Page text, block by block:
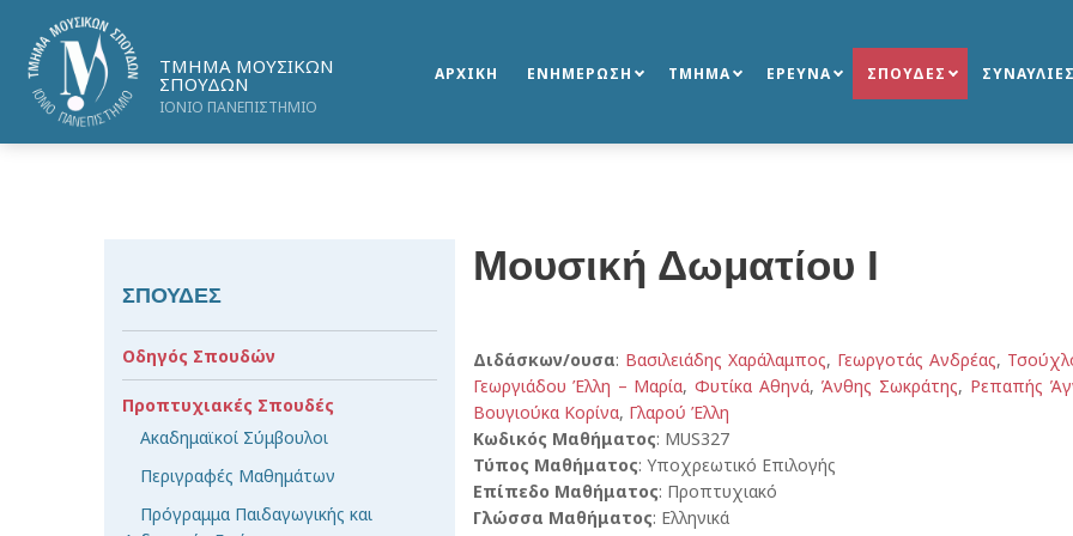
ΤΜΗΜΑ ΜΟΥΣΙΚΩΝ
ΣΠΟΥΔΩΝ
ΙΟΝΙΟ ΠΑΝΕΠΙΣΤΗΜΙΟ
ΑΡΧΙΚΗ ΕΝΗΜΕΡΩΣΗ ΤΜΗΜΑ ΕΡΕΥΝΑ ΣΠΟΥΔΕΣ ΣΥΝΑΥΛΙΕΣ
Μουσική Δωματίου I
Διδάσκων/ουσα: Βασιλειάδης Χαράλαμπος, Γεωργοτάς Ανδρέας,
Γεωργιάδου Έλλη – Μαρία,Φυτίκα Αθηνά, Άνθης Σωκράτης, Ρεπαπής
Βουγιούκα Κορίνα, Γλαρού Έλλη
Κωδικός Μαθήματος: MUS327
Τύπος Μαθήματος: Υποχρεωτικό Επιλογής
Επίπεδο Μαθήματος: Προπτυχιακό
Γλώσσα Μαθήματος: Ελληνικά
ΣΠΟΥΔΕΣ
Οδηγός Σπουδών
Προπτυχιακές Σπουδές
Ακαδημαϊκοί Σύμβουλοι
Περιγραφές Μαθημάτων
Πρόγραμμα Παιδαγωγικής και